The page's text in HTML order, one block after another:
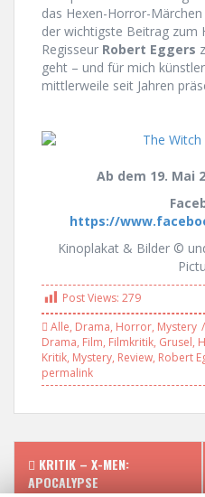
das Hexen-Horror-
der wichtigste Beitrag zum
Regisseur Robert Eggers
geht – und für mich
mittlerweile seit Jahren
Ab dem 19. Mai
https://
Kinoplakat & Bilder ©
Post Views: 279
Alle, Drama, Horror, Mystery
Drama, Film, Filmkritik, Grusel,
Kritik, Mystery, Review, Robert
permalink
P KRITIK – X-MEN:
APOCALYPSE